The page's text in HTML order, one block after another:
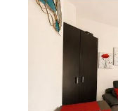
ST FLORENT
44,25 m2 , 2
Ref : 909
140